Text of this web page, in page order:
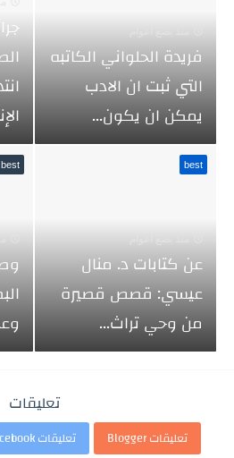
فريدة الحلواني الكاتبه
التي ثبت ان الادب
يمكن ان يكون...
best
عن كتابات د. منال
عيسي: قصص قصيرة
من وحي تراث...
best
تعليقات
تعليقات Blogger تعليقات Facebook